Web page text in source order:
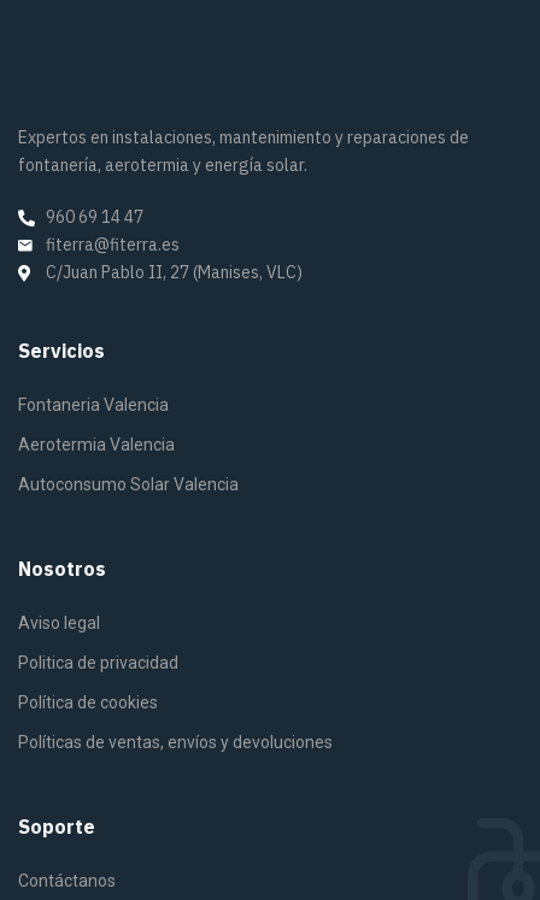
Expertos en instalaciones, mantenimiento y reparaciones de
fontanería, aerotermia y energía solar.
960 69 14 47
fiterra@fiterra.es
C/Juan Pablo II, 27 (Manises, VLC)
Servicios
Fontaneria Valencia
Aerotermia Valencia
Autoconsumo Solar Valencia
Nosotros
Aviso legal
Politica de privacidad
Política de cookies
Políticas de ventas, envíos y devoluciones
Soporte
Contáctanos